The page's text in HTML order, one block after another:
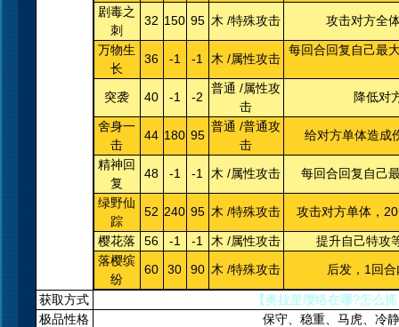
剧毒之
刺
32 150 95 木 /特殊攻击 攻击对方全
万物生
长
36 -1 -1 木 /属性攻击
每回合回复自己最
突袭 40 -1 -2
普通 /属性攻
击
降低对
舍身一
击
44 180 95
普通 /普通攻
击
给对方单体造成
精神回
复
48 -1 -1 木 /属性攻击 每回合回复自己
绿野仙
踪
52 240 95 木 /特殊攻击 攻击对方单体，
樱花落 56 -1 -1 木 /属性攻击
提升自己特攻
落樱缤
纷
60 30 90 木 /特殊攻击 后发，1回
获取方式
【奥拉星缨络在哪?怎么
极品性格
保守、稳重、马虎、冷静